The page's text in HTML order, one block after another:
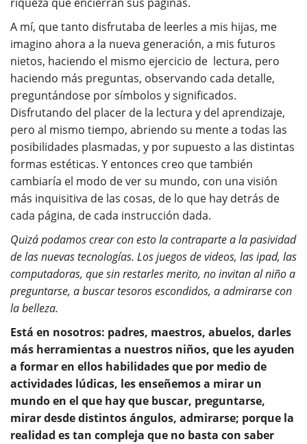
A mí, que tanto disfrutaba de leerles a mis hijas, me
imagino ahora a la nueva generación, a mis futuros
nietos, haciendo el mismo ejercicio de lectura, pero
haciendo más preguntas, observando cada detalle,
preguntándose por símbolos y significados.
Disfrutando del placer de la lectura y del aprendizaje,
pero al mismo tiempo, abriendo su mente a todas las
posibilidades plasmadas, y por supuesto a las distintas
formas estéticas. Y entonces creo que también
cambiaría el modo de ver su mundo, con una visión
más inquisitiva de las cosas, de lo que hay detrás de
cada página, de cada instrucción dada.
Quizá podamos crear con esto la contraparte a la pasividad
de las nuevas tecnologías. Los juegos de videos, las ipad, las
computadoras, que sin restarles merito, no invitan al niño a
preguntarse, a buscar tesoros escondidos, a admirarse con
la belleza.
Está en nosotros: padres, maestros, abuelos, darles
más herramientas a nuestros niños, que les ayuden
a formar en ellos habilidades que por medio de
actividades lúdicas, les enseñemos a mirar un
mundo en el que hay que buscar, preguntarse,
mirar desde distintos ángulos, admirarse; porque la
realidad es tan compleja que no basta con saber